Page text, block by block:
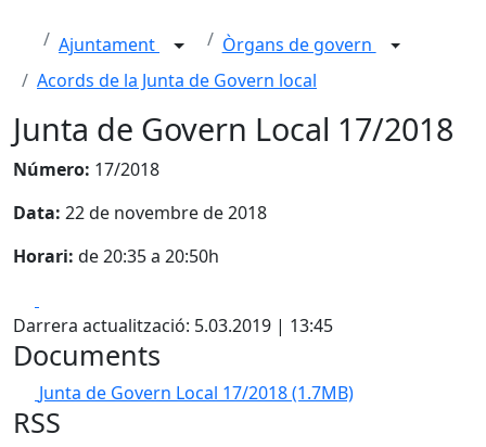
Ajuntament
Òrgans de govern
Acords de la Junta de Govern local
Junta de Govern Local 17/2018
Número: 17/2018
Data: 22 de novembre de 2018
Horari: de 20:35 a 20:50h
Darrera actualització: 5.03.2019 | 13:45
Documents
Junta de Govern Local 17/2018(1.7MB)
RSS